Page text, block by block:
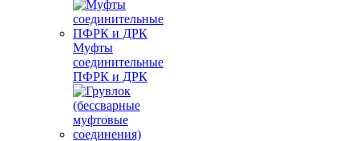
Муфты
соединительные
ПФРК и ДРК